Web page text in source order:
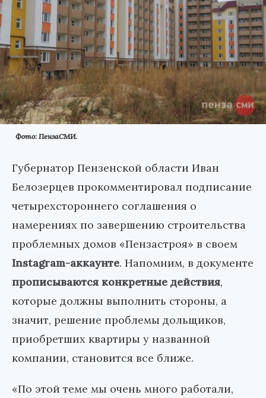
Фото: ПензаСМИ.
Губернатор Пензенской области Иван
Белозерцев прокомментировал подписание
четырехстороннего соглашения о
намерениях по завершению строительства
проблемных домов «Пензастроя» в своем
Instagram-аккаунте. Напомним, в документе
прописываются конкретные действия,
которые должны выполнить стороны, а
значит, решение проблемы дольщиков,
приобретших квартиры у названной
компании, становится все ближе.
«По этой теме мы очень много работали,